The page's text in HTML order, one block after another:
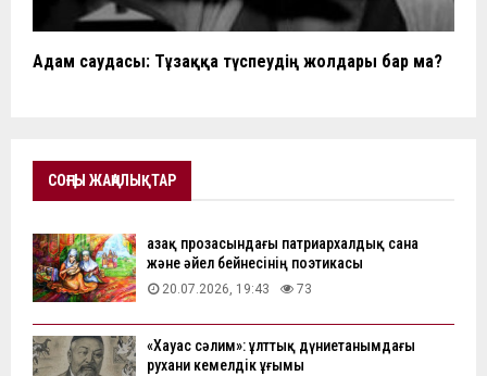
Адам саудасы: Тұзаққа түспеудің жолдары бар ма?
СОҢҒЫ ЖАҢАЛЫҚТАР
Қазақ прозасындағы патриархалдық сана
және әйел бейнесінің поэтикасы
20.07.2026, 19:43 73
«Хауас сәлим»: ұлттық дүниетанымдағы
рухани кемелдік ұғымы